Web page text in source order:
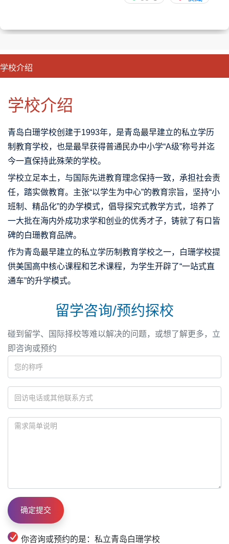
学校介绍
学校介绍
青岛白珊学校创建于1993年，是青岛最早建立的私立学历
制教育学校，也是最早获得普通民办中小学“A级”称号并迄
今一直保持此殊荣的学校。
学校立足本土，与国际先进教育理念保持一致，承担社会责
任，踏实做教育。主张“以学生为中心”的教育宗旨，坚持“小
班制、精品化”的办学模式，倡导探究式教学方式，培养了
一大批在海内外成功求学和创业的优秀才子，铸就了有口皆
碑的白珊教育品牌。
作为青岛最早建立的私立学历制教育学校之一，白珊学校提
供美国高中核心课程和艺术课程，为学生开辟了“一站式直
通车”的升学模式。
留学咨询/预约探校
碰到留学、国际择校等难以解决的问题，或想了解更多，立
即咨询或预约
你咨询或预约的是：私立青岛白珊学校